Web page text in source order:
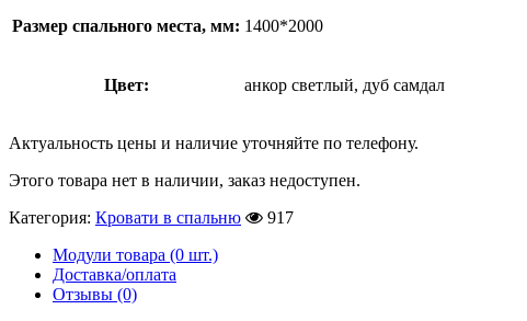
Размер спального места, мм: 1400*2000
Цвет: анкор светлый, дуб самдал
Актуальность цены и наличие уточняйте по телефону.
Этого товара нет в наличии, заказ недоступен.
Категория: Кровати в спальню
917
Модули товара (0 шт.)
Доставка/оплата
Отзывы (0)